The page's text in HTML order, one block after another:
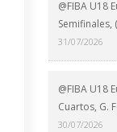
@FIBA U18
Semifinales,
31/07/2026
@FIBA U18
Cuartos, G.
30/07/2026